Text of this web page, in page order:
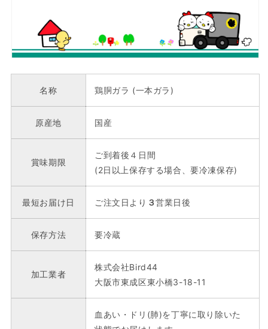
名称 鶏胴ガラ (一本ガラ)
原産地 国産
賞味期限
ご到着後４日間
(2日以上保存する場合、要冷凍保存)
最短お届け日 ご注文日より ３営業日後
保存方法 要冷蔵
加工業者
株式会社Bird44
大阪市東成区東小橋3-18-11
血あい・ドリ(肺)を丁寧に取り除いた